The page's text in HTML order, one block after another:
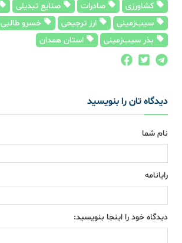
کشاورزی صادرات صنایع تبدیلی
سیب‌زمینی
ارز ترجیحی
خسرو طالبی
بذر سیب‌زمینی
استان همدان
دیدگاه تان را بنویسید
نام شما
رایانامه
دیدگاه خود را اینجا بنویسید: